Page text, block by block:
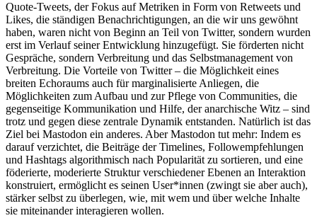
Quote-Tweets, der Fokus auf Metriken in Form von Retweets und
Likes, die ständigen Benachrichtigungen, an die wir uns gewöhnt
haben, waren nicht von Beginn an Teil von Twitter, sondern wurden
erst im Verlauf seiner Entwicklung hinzugefügt. Sie förderten nicht
Gespräche, sondern Verbreitung und das Selbstmanagement von
Verbreitung. Die Vorteile von Twitter – die Möglichkeit eines
breiten Echoraums auch für marginalisierte Anliegen, die
Möglichkeiten zum Aufbau und zur Pflege von Communities, die
gegenseitige Kommunikation und Hilfe, der anarchische Witz – sind
trotz und gegen diese zentrale Dynamik entstanden. Natürlich ist das
Ziel bei Mastodon ein anderes. Aber Mastodon tut mehr: Indem es
darauf verzichtet, die Beiträge der Timelines, Followempfehlungen
und Hashtags algorithmisch nach Popularität zu sortieren, und eine
föderierte, moderierte Struktur verschiedener Ebenen an Interaktion
konstruiert, ermöglicht es seinen User*innen (zwingt sie aber auch),
stärker selbst zu überlegen, wie, mit wem und über welche Inhalte
sie miteinander interagieren wollen.